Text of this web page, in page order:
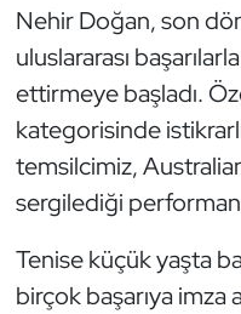
Nehir Doğan, son
uluslararası
ettirmeye başladı.
kategorisinde
temsilcimiz,
sergilediği
Tenise küçük yaşta
birçok başarıya
Tenis
Triatlon
Voleybol
Vücut Geliştirme
Wushu Kungfu